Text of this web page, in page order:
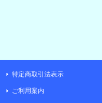
特定商取引法表示
ご利用案内